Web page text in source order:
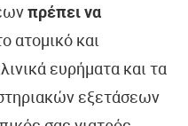
πρέπει να
ατομικό και
ευρήματα και τα
εξετάσεων